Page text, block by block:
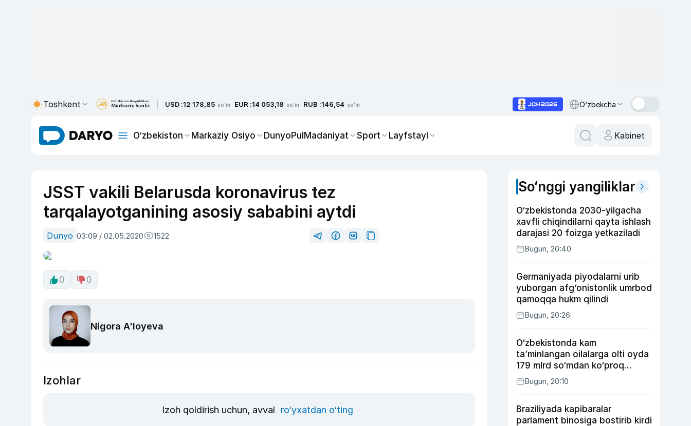
Toshkent USD :12 178,85 so'm EUR :14 053,18 so'm RUB :146,54 so'm O‘zbekcha
O‘zbekiston Markaziy Osiyo DunyoPulMadaniyat Sport Layfstayl Kabinet
JSST vakili Belarusda koronavirus tez
tarqalayotganining asosiy sababini aytdi
Dunyo 03:09 / 02.05.2020 1522
0 0
Nigora A'loyeva
Izohlar
Izoh qoldirish uchun, avval ro‘yxatdan o‘ting
So‘nggi yangiliklar
O‘zbekistonda 2030-yilgacha
xavfli chiqindilarni qayta ishlash
darajasi 20 foizga yetkaziladi
Bugun, 20:40
Germaniyada piyodalarni urib
yuborgan afg‘onistonlik umrbod
qamoqqa hukm qilindi
Bugun, 20:26
O‘zbekistonda kam
ta’minlangan oilalarga olti oyda
179 mlrd so‘mdan ko‘proq
ijtimoiy keshbek to‘lab berildi
Bugun, 20:10
Braziliyada kapibaralar
parlament binosiga bostirib kirdi